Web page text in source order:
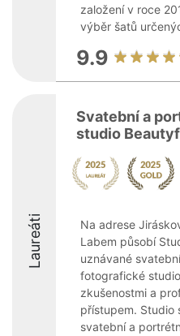
založení v roce
výběr šatů
9.9
Laureáti
Svatební a
studio
Na adrese
Labem působí
uznávané
fotografické
zkušenostmi a
přístupem. Studio
svatební a